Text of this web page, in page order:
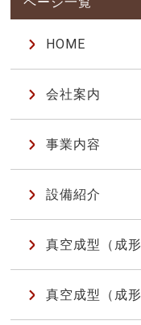
HOME
会社案内
事業内容
設備紹介
真空成型（成
真空成型（成